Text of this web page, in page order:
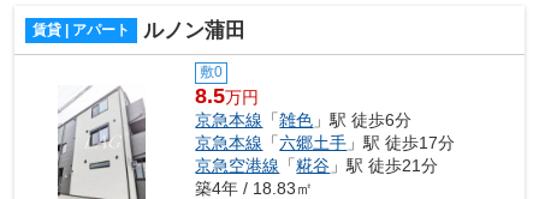
賃貸 | アパート ルノン蒲田
敷0
8.5万円
京急本線 「雑色 」駅 徒歩6分
京急本線 「六郷土手 」駅 徒歩17分
京急空港線 「糀谷 」駅 徒歩21分
築4年 / 18.83㎡